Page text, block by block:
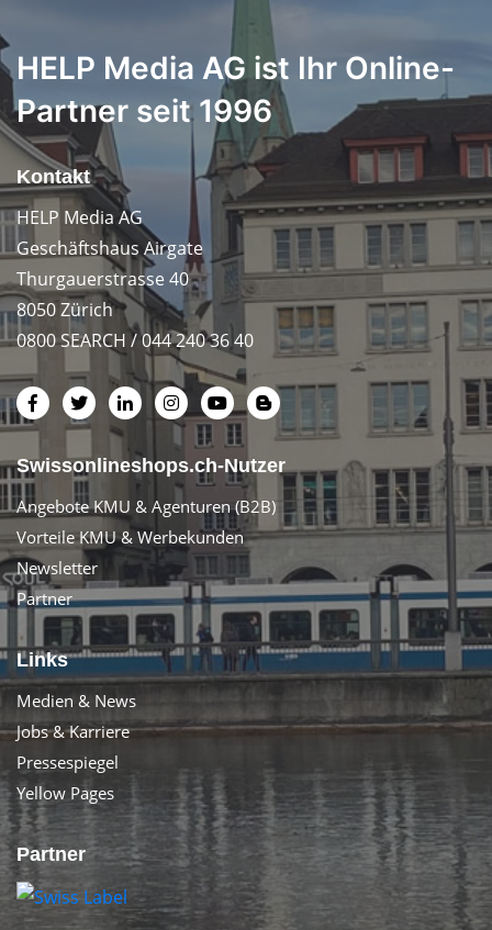
HELP Media AG ist Ihr Online-
Partner seit 1996
Kontakt
HELP Media AG
Geschäftshaus Airgate
Thurgauerstrasse 40
8050 Zürich
0800 SEARCH / 044 240 36 40
Swissonlineshops.ch-Nutzer
Angebote KMU & Agenturen (B2B)
Vorteile KMU & Werbekunden
Newsletter
Partner
Links
Medien & News
Jobs & Karriere
Pressespiegel
Yellow Pages
Partner